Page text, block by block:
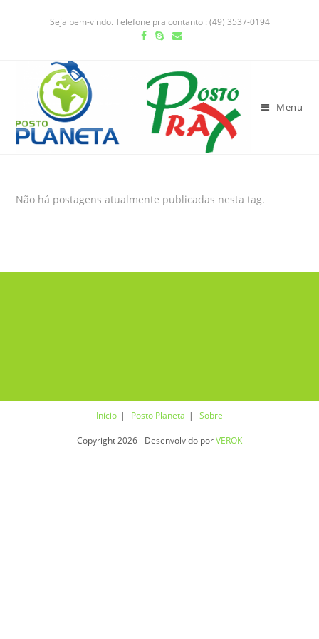
Seja bem-vindo. Telefone pra contanto : (49) 3537-0194
Menu
Não há postagens atualmente publicadas nesta tag.
Início Posto Planeta Sobre
Copyright 2026 - Desenvolvido porVEROK